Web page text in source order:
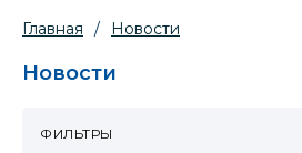
Главная / Новости
Новости
ФИЛЬТРЫ